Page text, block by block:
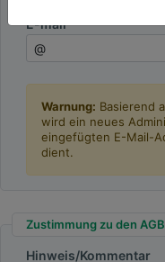
E-mail
Warnung: Basierend
wird ein neues
eingefügten E-Mail-
dient.
Zustimmung zu den AGB
Hinweis/Kommentar